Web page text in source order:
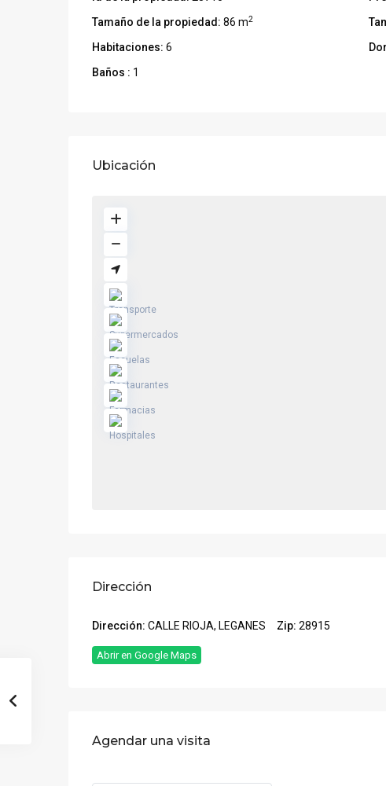
Tamaño de la propiedad: 86 m2
Habitaciones: 6
Baños : 1
Ubicación
Dirección
Dirección: CALLE RIOJA, LEGANES Zip: 28915
Abrir en Google Maps
Agendar una visita